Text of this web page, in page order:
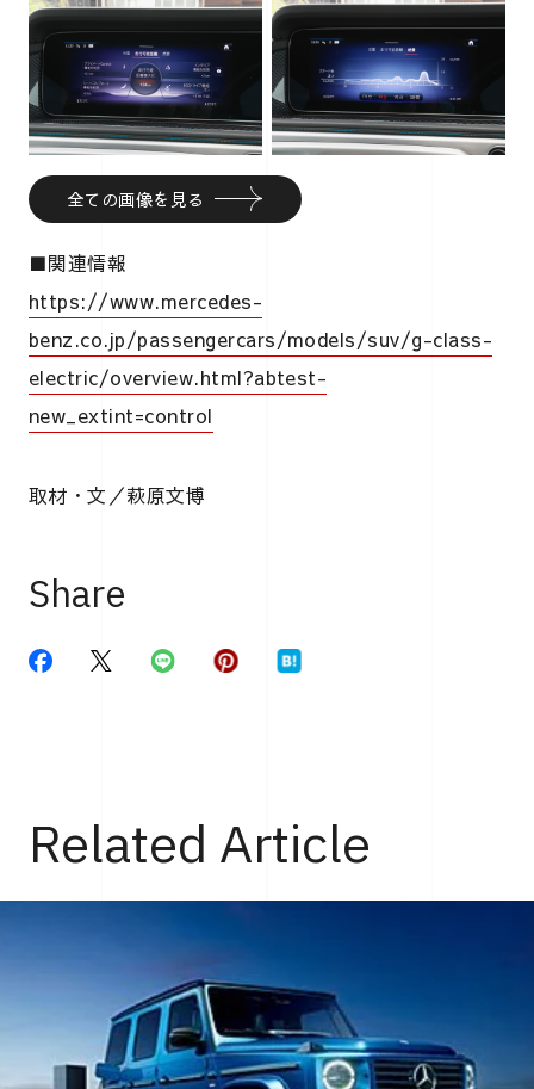
全ての画像を見る
■関連情報
https://www.mercedes-
benz.co.jp/passengercars/models/suv/g-class-
electric/overview.html?abtest-
new_extint=control
取材・文／萩原文博
Share
Related Article